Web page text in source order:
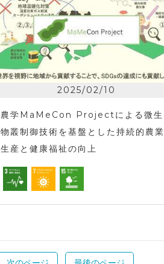
2025/02/10
農学MaMeCon Projectによる微生
物叢制御技術を基盤とした持続的農業
生産と健康福祉の向上